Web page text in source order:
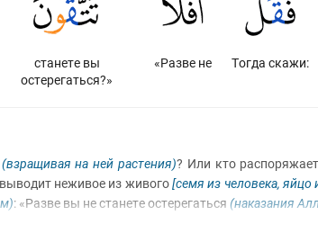
Тогда скажи:
«Разве не
станете вы
остерегаться?»
(взращивая на ней растения)? Или кто
неживое из живого[семя из человека, яйцо
: «Разве вы не станете остерегаться (наказания